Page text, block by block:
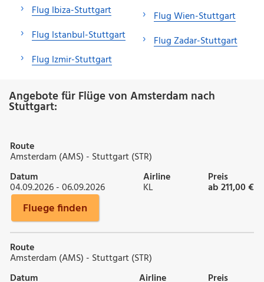
Flug Ibiza-Stuttgart
Flug Istanbul-Stuttgart
Flug Izmir-Stuttgart
Flug Wien-Stuttgart
Flug Zadar-Stuttgart
Angebote für Flüge von Amsterdam nach
Stuttgart:
Route
Amsterdam (AMS) - Stuttgart (STR)
Datum
04.09.2026 - 06.09.2026
Airline
KL
Preis
ab 211,00 €
Fluege finden
Route
Amsterdam (AMS) - Stuttgart (STR)
Datum
Airline Preis